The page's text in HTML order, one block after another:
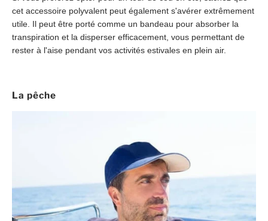
cet accessoire polyvalent peut également s'avérer extrêmement
utile. Il peut être porté comme un bandeau pour absorber la
transpiration et la disperser efficacement, vous permettant de
rester à l'aise pendant vos activités estivales en plein air.
La pêche